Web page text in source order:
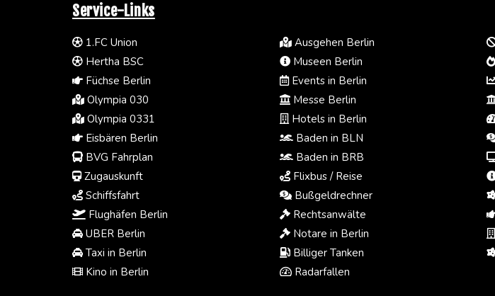
Service-Links
1.FC Union
Hertha BSC
Füchse Berlin
Olympia 030
Olympia 0331
Eisbären Berlin
BVG Fahrplan
Zugauskunft
Schiffsfahrt
Flughäfen Berlin
UBER Berlin
Taxi in Berlin
Kino in Berlin
Ausgehen Berlin
Museen Berlin
Events in Berlin
Messe Berlin
Hotels in Berlin
Baden in BLN
Baden in BRB
Flixbus / Reise
Bußgeldrechner
Rechtsanwälte
Notare in Berlin
Billiger Tanken
Radarfallen